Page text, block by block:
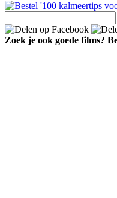
Zoek je ook goede films?